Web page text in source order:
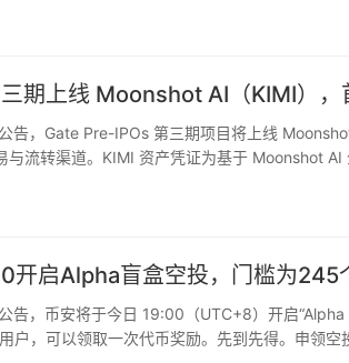
期上线 Moonshot AI（KIMI），
告，Gate Pre-IPOs 第三期项目将上线
与流转渠道。KIMI 资产凭证为基于 Moonshot
开启Alpha盲盒空投，门槛为245
告，币安将于今日 19:00（UTC+8）开启
户，可以领取一次代币奖励。先到先得。申领